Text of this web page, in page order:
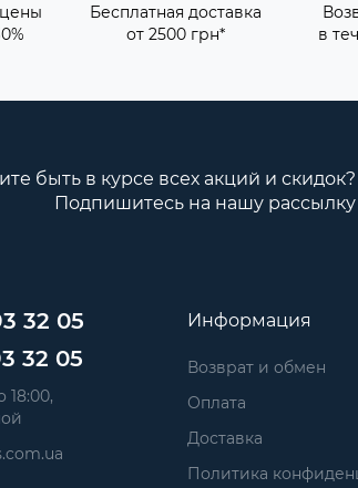
Бесплатная доставка
от 2500 грн*
в
быть в курсе всех акций и скидок?
Подпишитесь на нашу рассылку
32 05
32 05
Информация
Возврат и обмен
Оплата
Доставка
Политика